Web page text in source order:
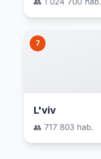
7
L'viv
👥 717 803 hab.